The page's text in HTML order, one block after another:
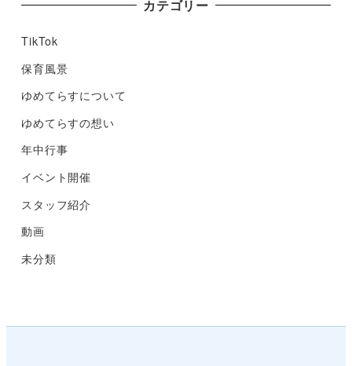
ナ
ビ
ゲ
ー
シ
ョ
ン
カテゴリー
TikTok
保育風景
ゆめてらすについて
ゆめてらすの想い
年中行事
イベント開催
スタッフ紹介
動画
未分類